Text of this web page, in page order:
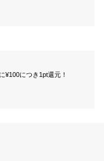
¥100につき1pt還元！